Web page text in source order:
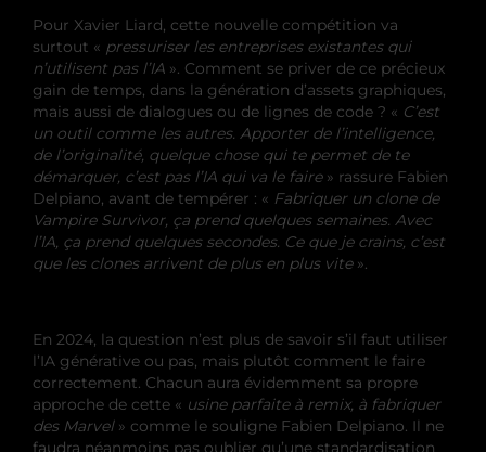
Pour Xavier Liard, cette nouvelle compétition va
surtout « pressuriser les entreprises existantes qui
n’utilisent pas l’IA ». Comment se priver de ce précieux
gain de temps, dans la génération d’assets graphiques,
mais aussi de dialogues ou de lignes de code ? « C’est
un outil comme les autres. Apporter de l’intelligence,
de l’originalité, quelque chose qui te permet de te
démarquer, c’est pas l’IA qui va le faire » rassure Fabien
Delpiano, avant de tempérer : « Fabriquer un clone de
Vampire Survivor, ça prend quelques semaines. Avec
l’IA, ça prend quelques secondes. Ce que je crains, c’est
que les clones arrivent de plus en plus vite ».
En 2024, la question n’est plus de savoir s’il faut utiliser
l’IA générative ou pas, mais plutôt comment le faire
correctement. Chacun aura évidemment sa propre
approche de cette « usine parfaite à remix, à fabriquer
des Marvel» comme le souligne Fabien Delpiano. Il ne
faudra néanmoins pas oublier qu’une standardisation